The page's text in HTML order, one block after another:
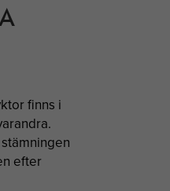
finns i
efter